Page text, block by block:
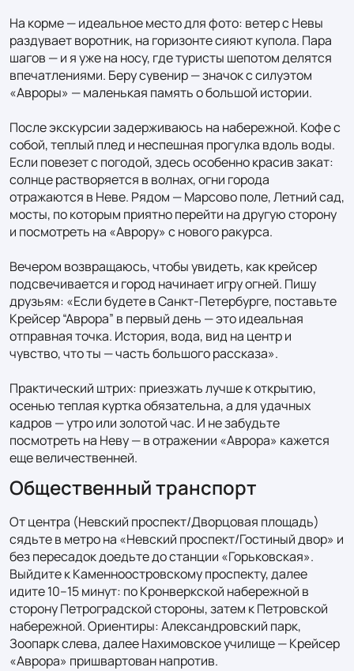
На корме — идеальное место для фото: ветер с Невы
раздувает воротник, на горизонте сияют купола. Пара
шагов — и я уже на носу, где туристы шепотом делятся
впечатлениями. Беру сувенир — значок с силуэтом
«Авроры» — маленькая память о большой истории.
После экскурсии задерживаюсь на набережной. Кофе с
собой, теплый плед и неспешная прогулка вдоль воды.
Если повезет с погодой, здесь особенно красив закат:
солнце растворяется в волнах, огни города
отражаются в Неве. Рядом — Марсово поле, Летний сад,
мосты, по которым приятно перейти на другую сторону
и посмотреть на «Аврору» с нового ракурса.
Вечером возвращаюсь, чтобы увидеть, как крейсер
подсвечивается и город начинает игру огней. Пишу
друзьям: «Если будете в Санкт-Петербурге, поставьте
Крейсер “Аврора” в первый день — это идеальная
отправная точка. История, вода, вид на центр и
чувство, что ты — часть большого рассказа».
Практический штрих: приезжать лучше к открытию,
осенью теплая куртка обязательна, а для удачных
кадров — утро или золотой час. И не забудьте
посмотреть на Неву — в отражении «Аврора» кажется
еще величественней.
Общественный транспорт
От центра (Невский проспект/Дворцовая площадь)
сядьте в метро на «Невский проспект/Гостиный двор» и
без пересадок доедьте до станции «Горьковская».
Выйдите к Каменноостровскому проспекту, далее
идите 10–15 минут: по Кронверкской набережной в
сторону Петроградской стороны, затем к Петровской
набережной. Ориентиры: Александровский парк,
Зоопарк слева, далее Нахимовское училище — Крейсер
«Аврора» пришвартован напротив.